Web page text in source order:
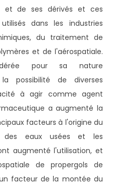
et de ses dérivés et ces
dans les industries
du traitement de
et de l'aérospatiale.
pour sa nature
possibilité de diverses
à agir comme agent
a augmenté la
facteurs à l'origine du
des eaux usées et les
augmenté l'utilisation, et
de propergols de
facteur de la montée du